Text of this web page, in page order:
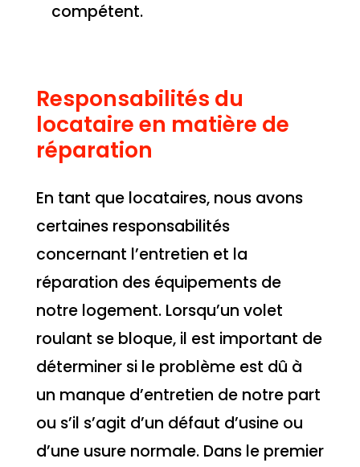
compétent.
Responsabilités du
locataire en matière de
réparation
En tant que locataires, nous avons
certaines responsabilités
concernant l’entretien et la
réparation des équipements de
notre logement. Lorsqu’un volet
roulant se bloque, il est important de
déterminer si le problème est dû à
un manque d’entretien de notre part
ou s’il s’agit d’un défaut d’usine ou
d’une usure normale. Dans le premier